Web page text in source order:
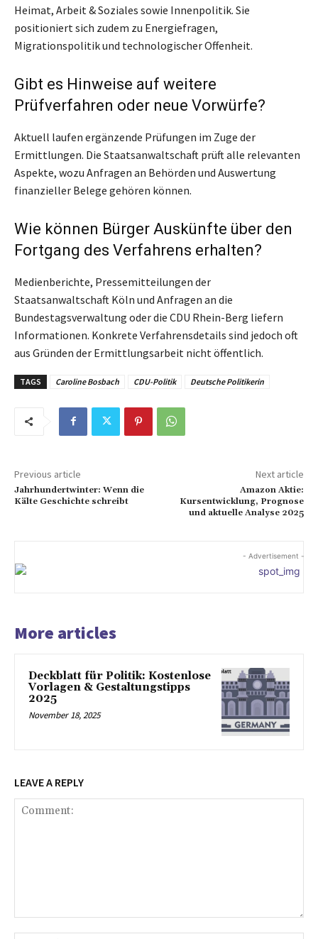
Heimat, Arbeit & Soziales sowie Innenpolitik. Sie
positioniert sich zudem zu Energiefragen,
Migrationspolitik und technologischer Offenheit.
Gibt es Hinweise auf weitere
Prüfverfahren oder neue Vorwürfe?
Aktuell laufen ergänzende Prüfungen im Zuge der
Ermittlungen. Die Staatsanwaltschaft prüft alle relevanten
Aspekte, wozu Anfragen an Behörden und Auswertung
finanzieller Belege gehören können.
Wie können Bürger Auskünfte über den
Fortgang des Verfahrens erhalten?
Medienberichte, Pressemitteilungen der
Staatsanwaltschaft Köln und Anfragen an die
Bundestagsverwaltung oder die CDU Rhein-Berg liefern
Informationen. Konkrete Verfahrensdetails sind jedoch oft
aus Gründen der Ermittlungsarbeit nicht öffentlich.
TAGS Caroline Bosbach CDU-Politik Deutsche Politikerin
Previous article
Jahrhundertwinter: Wenn die
Kälte Geschichte schreibt
Next article
Amazon Aktie:
Kursentwicklung, Prognose
und aktuelle Analyse 2025
- Advertisement -
More articles
Deckblatt für Politik: Kostenlose
Vorlagen & Gestaltungstipps
2025
November 18, 2025
LEAVE A REPLY